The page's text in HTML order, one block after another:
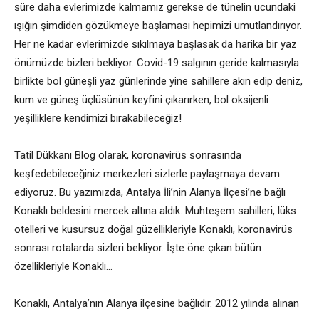
süre daha evlerimizde kalmamız gerekse de tünelin ucundaki
ışığın şimdiden gözükmeye başlaması hepimizi umutlandırıyor.
Her ne kadar evlerimizde sıkılmaya başlasak da harika bir yaz
önümüzde bizleri bekliyor. Covid-19 salgının geride kalmasıyla
birlikte bol güneşli yaz günlerinde yine sahillere akın edip deniz,
kum ve güneş üçlüsünün keyfini çıkarırken, bol oksijenli
yeşilliklere kendimizi bırakabileceğiz!
Tatil Dükkanı Blog olarak, koronavirüs sonrasında
keşfedebileceğiniz merkezleri sizlerle paylaşmaya devam
ediyoruz. Bu yazımızda, Antalya İli’nin Alanya İlçesi’ne bağlı
Konaklı beldesini mercek altına aldık. Muhteşem sahilleri, lüks
otelleri ve kusursuz doğal güzellikleriyle Konaklı, koronavirüs
sonrası rotalarda sizleri bekliyor. İşte öne çıkan bütün
özellikleriyle Konaklı…
Konaklı, Antalya’nın Alanya ilçesine bağlıdır. 2012 yılında alınan